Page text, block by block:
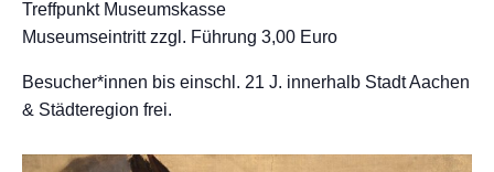
Treffpunkt Museumskasse
Museumseintritt zzgl. Führung 3,00 Euro
Besucher*innen bis einschl. 21 J. innerhalb Stadt Aachen
& Städteregion frei.